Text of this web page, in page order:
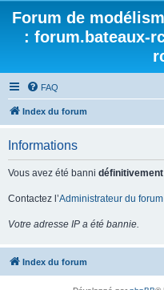
Forum de
: forum.bateaux-
FAQ
Index du forum
Informations
Vous avez été banni définitivement
Contactez l’Administrateur du forum
Votre adresse IP a été bannie.
Index du forum